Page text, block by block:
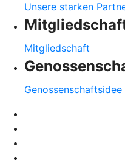
Unsere starken
Mitgliedschaft
Genossenschaftsidee